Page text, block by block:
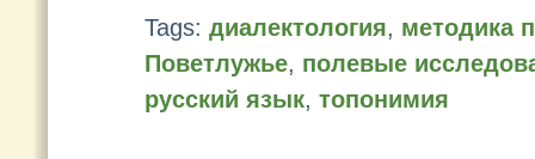
Tags: диалектология, методика
Поветлужье, полевые
русский язык, топонимия